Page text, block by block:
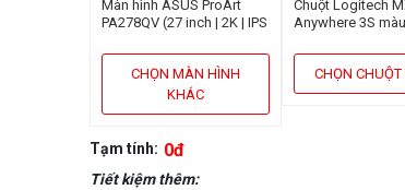
Màn hình ASUS ProArt
PA278QV (27 inch | 2K | IPS
CHỌN MÀN HÌNH
KHÁC
Chuột Logitech
Anywhere 3S
CHỌN
Tạm tính: 0đ
Tiết kiệm thêm: